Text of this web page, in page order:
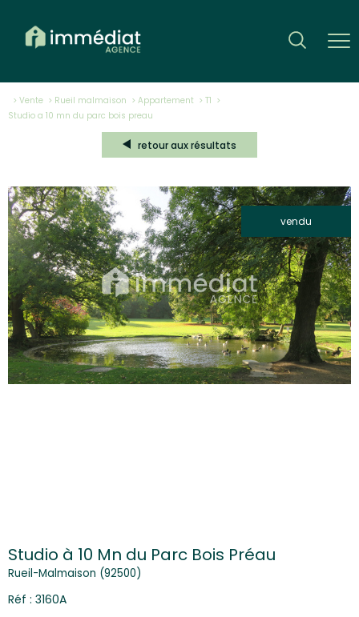
Vente Rueil malmaison Appartement
T1
studio a 10 mn du parc bois preau
retour aux résultats
vendu
Studio à 10 Mn du Parc Bois Préau
Rueil-Malmaison (92500)
Réf : 3160A